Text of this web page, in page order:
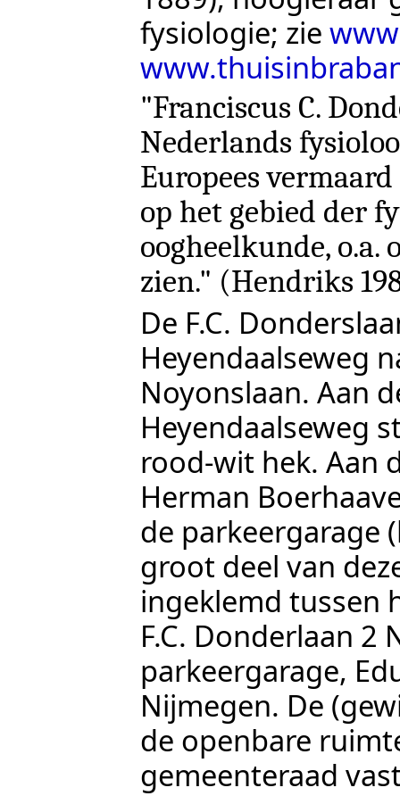
fysiologie; zie
"Franciscus C.
Nederlands
Europees
op het gebied der
oogheelkunde, o.a.
zien." (Hendriks
De F.C.
Heyendaalseweg
Noyonslaan. Aan
Heyendaalseweg
rood-wit hek. Aan
Herman
de parkeergarage
groot deel van
ingeklemd tussen
F.C. Donderlaan 2
parkeergarage,
Nijmegen. De
de openbare
gemeenteraad